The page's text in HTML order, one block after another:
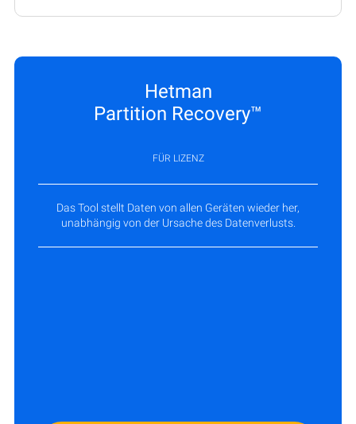
Hetman
Partition Recovery™
FÜR LIZENZ
Das Tool stellt Daten von allen Geräten wieder her,
unabhängig von der Ursache des Datenverlusts.